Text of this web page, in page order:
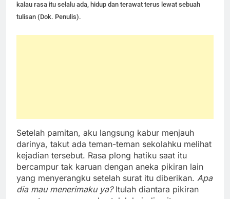
kalau rasa itu selalu ada, hidup dan terawat terus lewat sebuah
tulisan (Dok. Penulis).
Setelah pamitan, aku langsung kabur menjauh
darinya, takut ada teman-teman sekolahku melihat
kejadian tersebut. Rasa plong hatiku saat itu
bercampur tak karuan dengan aneka pikiran lain
yang menyerangku setelah surat itu diberikan. Apa
dia mau menerimaku ya?Itulah diantara pikiran